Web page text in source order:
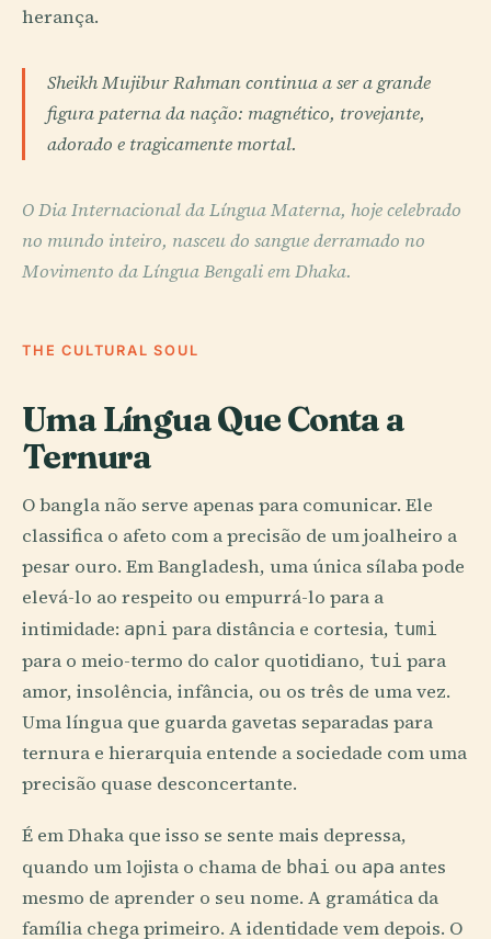
herança.
Sheikh Mujibur Rahman continua a ser a grande
figura paterna da nação: magnético, trovejante,
adorado e tragicamente mortal.
O Dia Internacional da Língua Materna, hoje celebrado
no mundo inteiro, nasceu do sangue derramado no
Movimento da Língua Bengali em Dhaka.
THE CULTURAL SOUL
Uma Língua Que Conta a
Ternura
O bangla não serve apenas para comunicar. Ele
classifica o afeto com a precisão de um joalheiro a
pesar ouro. Em Bangladesh, uma única sílaba pode
elevá-lo ao respeito ou empurrá-lo para a
intimidade: apni para distância e cortesia, tumi
para o meio-termo do calor quotidiano, tui para
amor, insolência, infância, ou os três de uma vez.
Uma língua que guarda gavetas separadas para
ternura e hierarquia entende a sociedade com uma
precisão quase desconcertante.
É em Dhaka que isso se sente mais depressa,
quando um lojista o chama de bhai ou apa antes
mesmo de aprender o seu nome. A gramática da
família chega primeiro. A identidade vem depois. O